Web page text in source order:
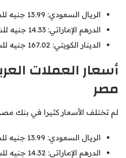
الريال السعودي: 13.99 جنيه للشراء و14.07 جنيه للبيع.
الدرهم الإماراتي: 14.33 جنيه للشراء و14.37 جنيه للبيع.
الدينار الكويتي: 167.02 جنيه للشراء و172.31 جنيه للبيع.
أسعار العملات
مصر
لم تختلف الأسعار كثيرا في بنك
الريال السعودي: 13.99 جنيه للشراء و14.07 جنيه للبيع.
الدرهم الإماراتي: 14.32 جنيه للشراء و14.36 جنيه للبيع.